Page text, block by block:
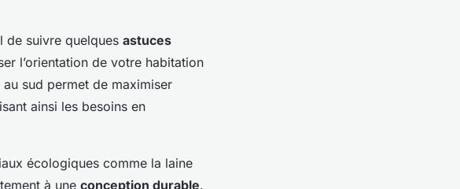
de suivre quelques astuces
l’orientation de votre habitation
sud permet de maximiser
ainsi les besoins en
écologiques comme la laine
à une conception durable.